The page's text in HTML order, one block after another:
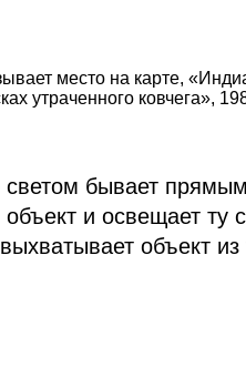
место на карте,
утраченного ковчега»,
бывает
и освещает ту
объект